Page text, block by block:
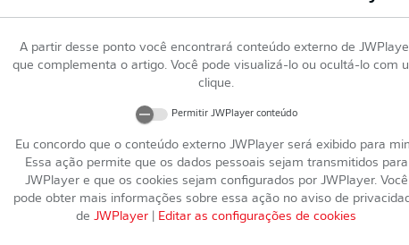
A partir desse ponto você encontrará conteúdo externo de
que complementa o artigo. Você pode visualizá-lo ou ocultá-lo com
clique.
Permitir JWPlayerconteúdo
Eu concordo que o conteúdo externo JWPlayerserá exibido para
Essa ação permite que os dados pessoais sejam transmitidos para
JWPlayere que os cookies sejam configurados por JWPlayer. Você
pode obter mais informações sobre essa ação no aviso de
de JWPlayer Editar as configurações de cookies